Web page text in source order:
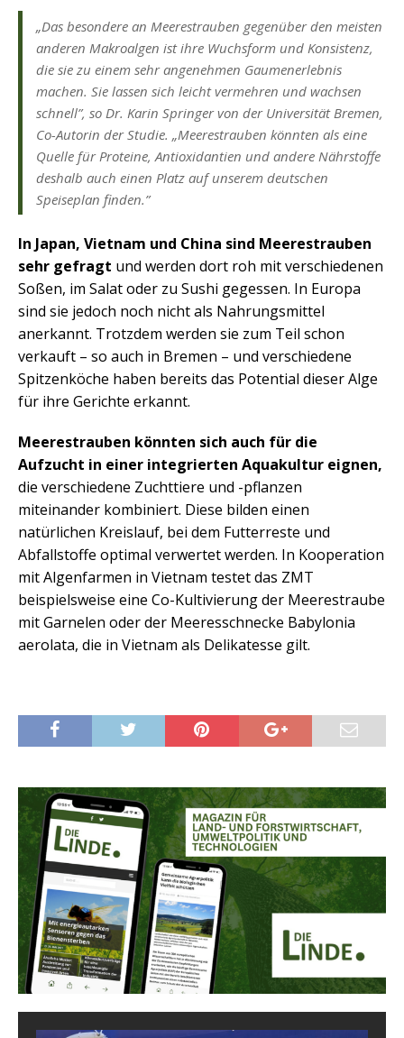
„Das besondere an Meerestrauben gegenüber den meisten
anderen Makroalgen ist ihre Wuchsform und Konsistenz,
die sie zu einem sehr angenehmen Gaumenerlebnis
machen. Sie lassen sich leicht vermehren und wachsen
schnell”, so Dr. Karin Springer von der Universität Bremen,
Co-Autorin der Studie. „Meerestrauben könnten als eine
Quelle für Proteine, Antioxidantien und andere Nährstoffe
deshalb auch einen Platz auf unserem deutschen
Speiseplan finden.”
In Japan, Vietnam und China sind Meerestrauben
sehr gefragt und werden dort roh mit verschiedenen
Soßen, im Salat oder zu Sushi gegessen. In Europa
sind sie jedoch noch nicht als Nahrungsmittel
anerkannt. Trotzdem werden sie zum Teil schon
verkauft – so auch in Bremen – und verschiedene
Spitzenköche haben bereits das Potential dieser Alge
für ihre Gerichte erkannt.
Meerestrauben könnten sich auch für die
Aufzucht in einer integrierten Aquakultur eignen,
die verschiedene Zuchttiere und -pflanzen
miteinander kombiniert. Diese bilden einen
natürlichen Kreislauf, bei dem Futterreste und
Abfallstoffe optimal verwertet werden. In Kooperation
mit Algenfarmen in Vietnam testet das ZMT
beispielsweise eine Co-Kultivierung der Meerestraube
mit Garnelen oder der Meeresschnecke Babylonia
aerolata, die in Vietnam als Delikatesse gilt.